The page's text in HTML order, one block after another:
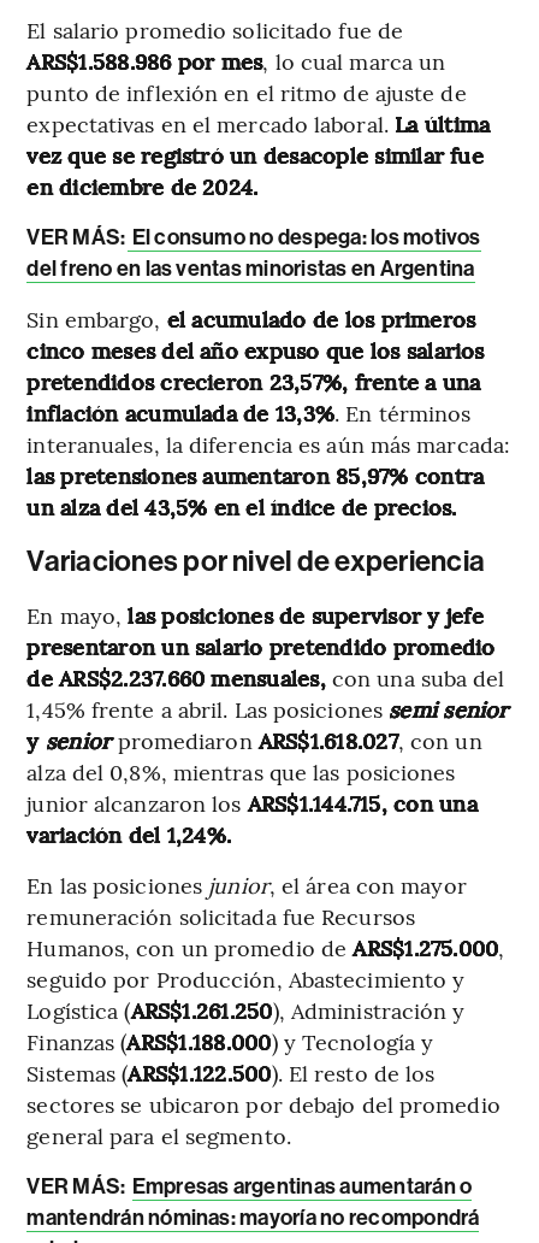
El salario promedio solicitado fue de
ARS$1.588.986 por mes, lo cual marca un
punto de inflexión en el ritmo de ajuste de
expectativas en el mercado laboral.La última
vez que se registró un desacople similar fue
en diciembre de 2024.
VER MÁS: El consumo no despega: los motivos
del freno en las ventas minoristas en Argentina
Sin embargo, el acumulado de los primeros
cinco meses del año expuso que los salarios
pretendidos crecieron 23,57%, frente a una
inflación acumulada de 13,3%. En términos
interanuales, la diferencia es aún más marcada:
las pretensiones aumentaron 85,97% contra
un alza del 43,5% en el índice de precios.
Variaciones por nivel de experiencia
En mayo, las posiciones de supervisor y jefe
presentaron un salario pretendido promedio
de ARS$2.237.660 mensuales,con una suba del
1,45% frente a abril. Las posiciones semi senior
y seniorpromediaronARS$1.618.027, con un
alza del 0,8%, mientras que las posiciones
junior alcanzaron losARS$1.144.715, con una
variación del 1,24%.
En las posiciones junior, el área con mayor
remuneración solicitada fue Recursos
Humanos, con un promedio de ARS$1.275.000,
seguido por Producción, Abastecimiento y
Logística (ARS$1.261.250), Administración y
Finanzas (ARS$1.188.000) y Tecnología y
Sistemas (ARS$1.122.500). El resto de los
sectores se ubicaron por debajo del promedio
general para el segmento.
VER MÁS: Empresas argentinas aumentarán o
mantendrán nóminas: mayoría no recompondrá